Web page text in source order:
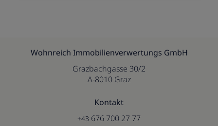
Wohnreich Immobilienverwertungs GmbH
Grazbachgasse 30/2
A-8010 Graz
Kontakt
+43 676 700 27 77